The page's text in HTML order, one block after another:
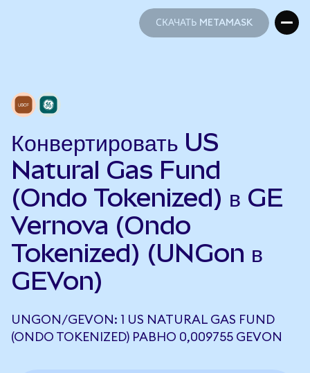
СКАЧАТЬ METAMASK
Конвертировать US
Natural Gas Fund
(Ondo Tokenized) в GE
Vernova (Ondo
Tokenized) (UNGon в
GEVon)
UNGON/GEVON: 1 US NATURAL GAS FUND
(ONDO TOKENIZED) РАВНО 0,009755 GEVON